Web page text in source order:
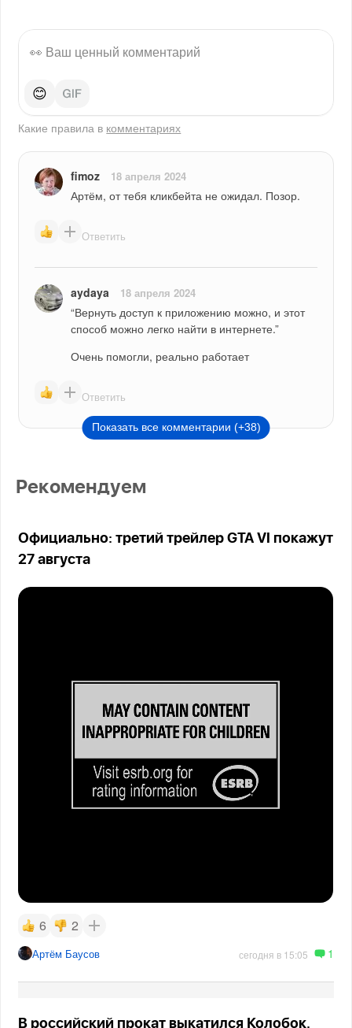
😊
Какие правила в комментариях
fimoz 18 апреля 2024
Артём, от тебя кликбейта не ожидал. Позор.
Ответить
aydaya 18 апреля 2024
“Вернуть доступ к приложению можно, и этот
способ можно легко найти в интернете.”
Очень помогли, реально работает
Ответить
Показать все комментарии (+38)
Рекомендуем
Официально: третий трейлер GTA VI покажут
27 августа
6 2
Артём Баусов сегодня в 15:05 1
В российский прокат выкатился Колобок.